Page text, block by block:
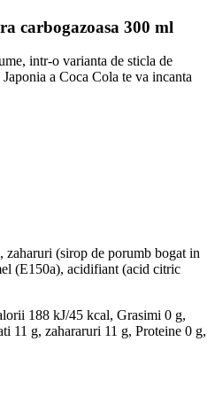
carbogazoasa 300 ml
intr-o varianta de sticla de
a Coca Cola te va incanta
zaharuri (sirop de porumb bogat in
(E150a), acidifiant (acid citric
188 kJ/45 kcal, Grasimi 0 g,
11 g, zahararuri 11 g, Proteine 0 g,